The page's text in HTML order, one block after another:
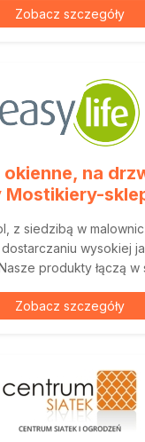
Zobacz szczegóły
na
z siedzibą w
wysokiej
produkty łączą w
Zobacz szczegóły